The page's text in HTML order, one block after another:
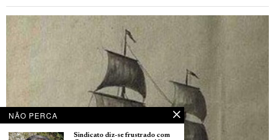
NÃO PERCA
Sindicato diz-se frustrado com